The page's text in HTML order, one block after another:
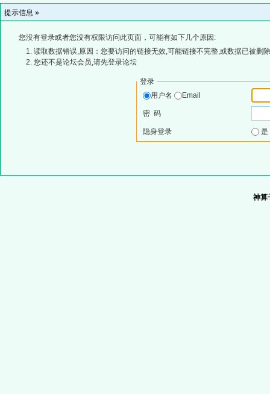
提示信息 »
您没有登录或者您没有权限访问此页面，可能有如下几个原因:
读取数据错误,原因：您要访问的链接无效,可能链接不完整,或数据已被删
您还不是论坛会员,请先登录论坛
登录
用户名
Email
密 码
隐身登录
神算